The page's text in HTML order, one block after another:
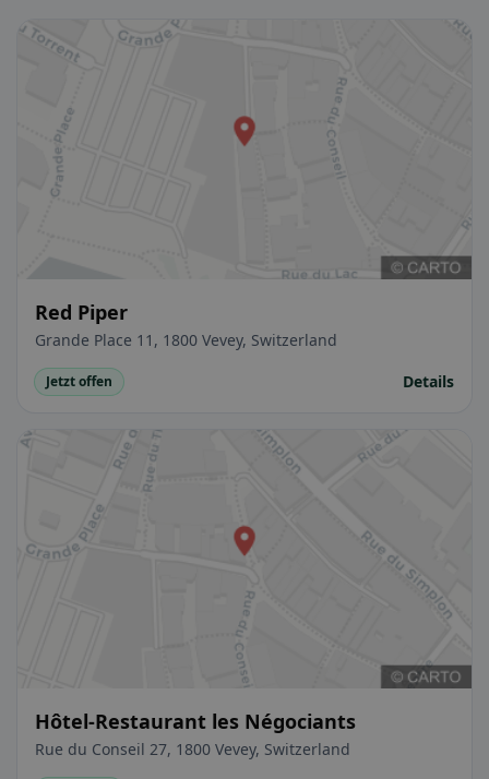
Red Piper
Grande Place 11, 1800 Vevey, Switzerland
Jetzt offen Details
Hôtel-Restaurant les Négociants
Rue du Conseil 27, 1800 Vevey, Switzerland